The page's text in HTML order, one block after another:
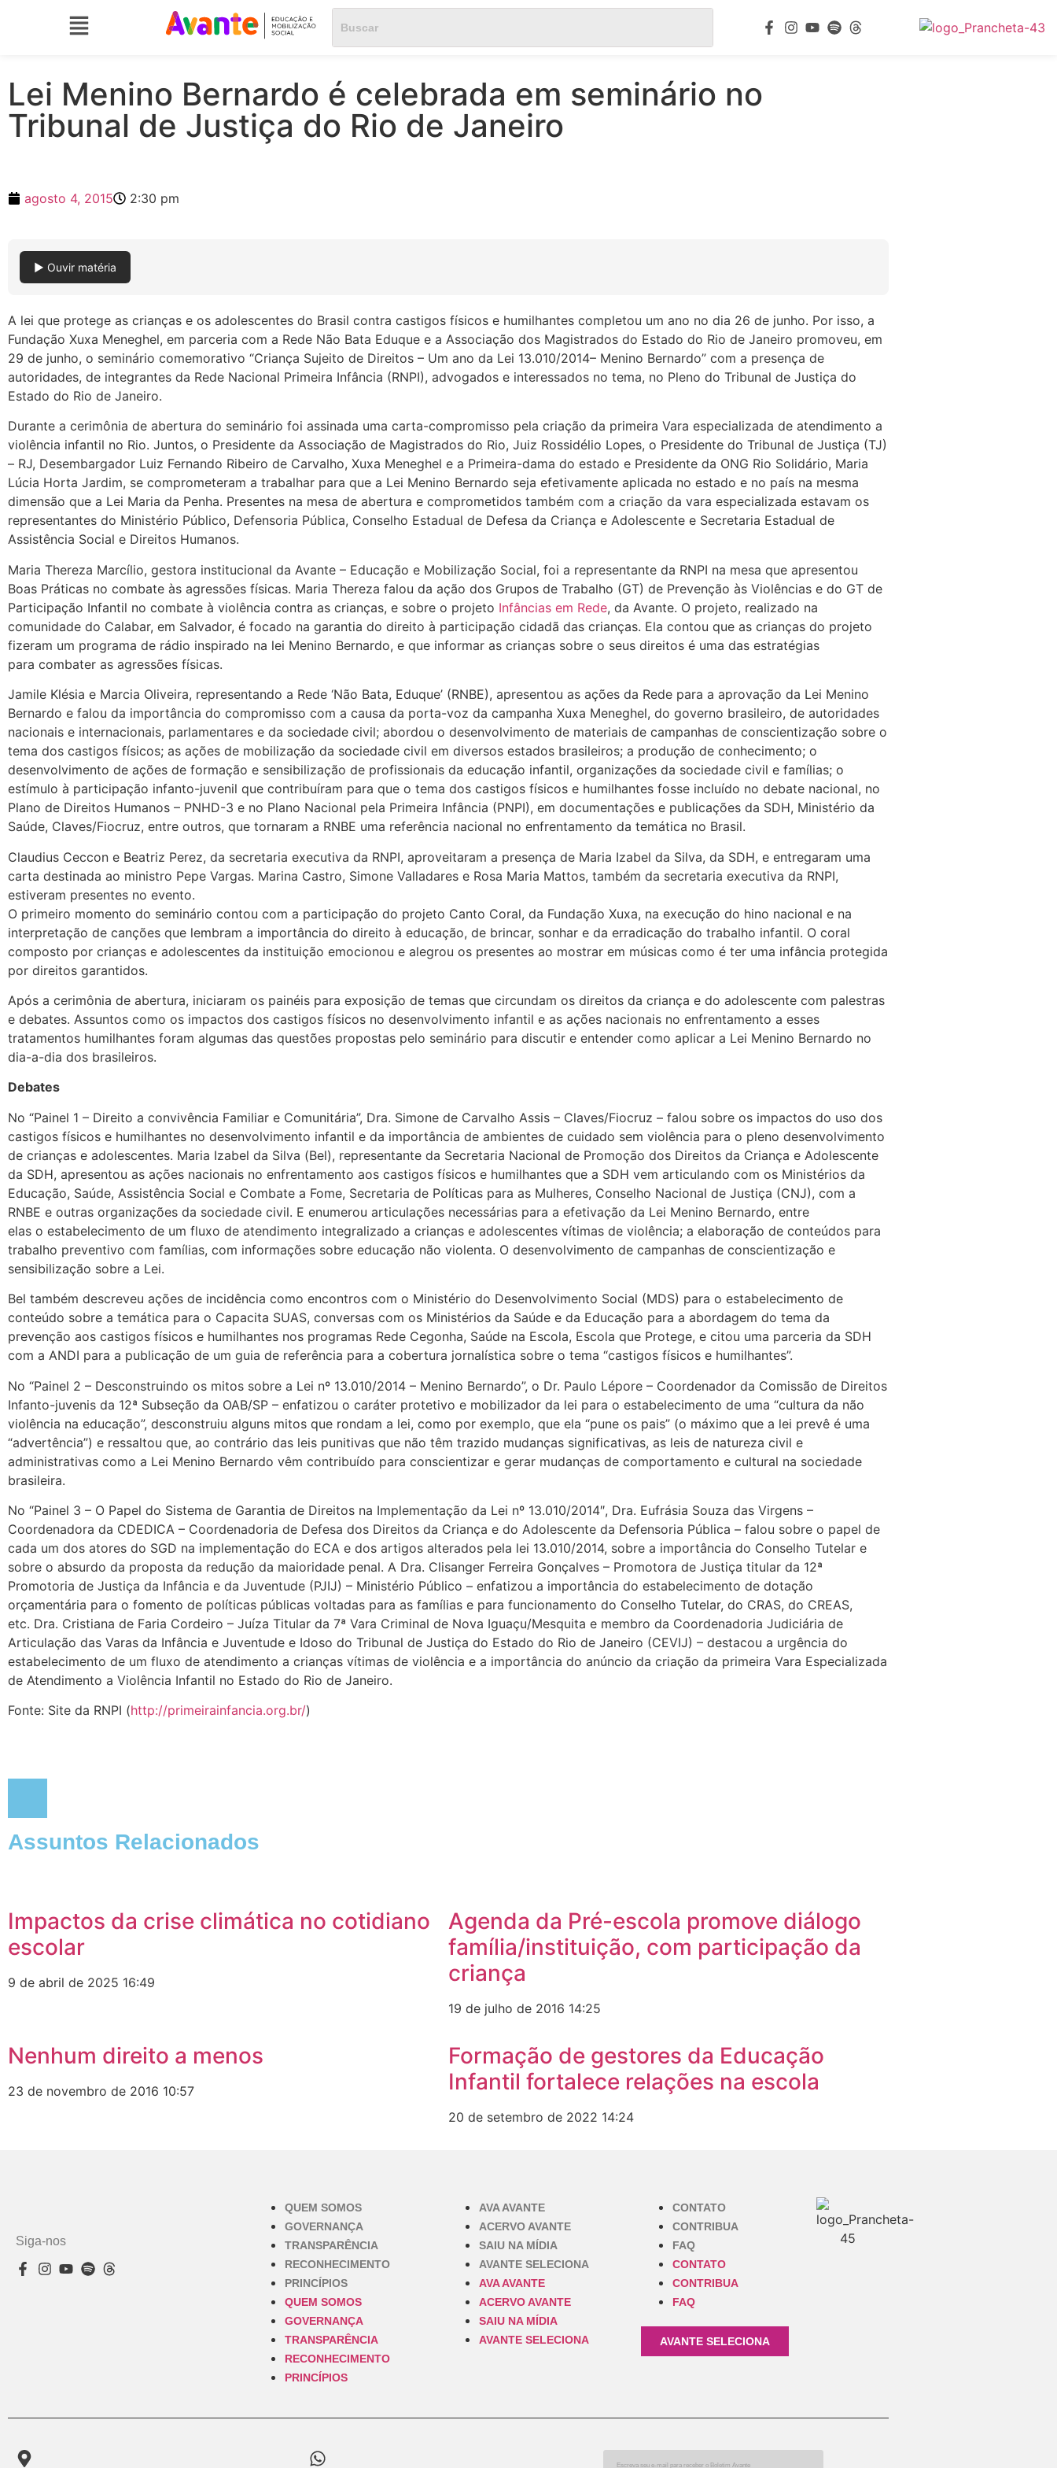
Lei Menino Bernardo é celebrada em seminário no
Tribunal de Justiça do Rio de Janeiro
agosto 4, 2015 2:30 pm
▶ Ouvir matéria
A lei que protege as crianças e os adolescentes do Brasil contra castigos físicos e humilhantes completou um ano no dia 26 de junho. Por isso, a
Fundação Xuxa Meneghel, em parceria com a Rede Não Bata Eduque e a Associação dos Magistrados do Estado do Rio de Janeiro promoveu, em
29 de junho, o seminário comemorativo “Criança Sujeito de Direitos – Um ano da Lei 13.010/2014– Menino Bernardo” com a presença de
autoridades, de integrantes da Rede Nacional Primeira Infância (RNPI), advogados e interessados no tema, no Pleno do Tribunal de Justiça do
Estado do Rio de Janeiro.
Durante a cerimônia de abertura do seminário foi assinada uma carta-compromisso pela criação da primeira Vara especializada de atendimento a
violência infantil no Rio. Juntos, o Presidente da Associação de Magistrados do Rio, Juiz Rossidélio Lopes, o Presidente do Tribunal de Justiça (TJ)
– RJ, Desembargador Luiz Fernando Ribeiro de Carvalho, Xuxa Meneghel e a Primeira-dama do estado e Presidente da ONG Rio Solidário, Maria
Lúcia Horta Jardim, se comprometeram a trabalhar para que a Lei Menino Bernardo seja efetivamente aplicada no estado e no país na mesma
dimensão que a Lei Maria da Penha. Presentes na mesa de abertura e comprometidos também com a criação da vara especializada estavam os
representantes do Ministério Público, Defensoria Pública, Conselho Estadual de Defesa da Criança e Adolescente e Secretaria Estadual de
Assistência Social e Direitos Humanos.
Maria Thereza Marcílio, gestora institucional da Avante – Educação e Mobilização Social, foi a representante da RNPI na mesa que apresentou
Boas Práticas no combate às agressões físicas. Maria Thereza falou da ação dos Grupos de Trabalho (GT) de Prevenção às Violências e do GT de
Participação Infantil no combate à violência contra as crianças, e sobre o projeto Infâncias em Rede, da Avante. O projeto, realizado na
comunidade do Calabar, em Salvador, é focado na garantia do direito à participação cidadã das crianças. Ela contou que as crianças do projeto
fizeram um programa de rádio inspirado na lei Menino Bernardo, e que informar as crianças sobre o seus direitos é uma das estratégias
para combater as agressões físicas.
Jamile Klésia e Marcia Oliveira, representando a Rede ‘Não Bata, Eduque’ (RNBE), apresentou as ações da Rede para a aprovação da Lei Menino
Bernardo e falou da importância do compromisso com a causa da porta-voz da campanha Xuxa Meneghel, do governo brasileiro, de autoridades
nacionais e internacionais, parlamentares e da sociedade civil; abordou o desenvolvimento de materiais de campanhas de conscientização sobre o
tema dos castigos físicos; as ações de mobilização da sociedade civil em diversos estados brasileiros; a produção de conhecimento; o
desenvolvimento de ações de formação e sensibilização de profissionais da educação infantil, organizações da sociedade civil e famílias; o
estímulo à participação infanto-juvenil que contribuíram para que o tema dos castigos físicos e humilhantes fosse incluído no debate nacional, no
Plano de Direitos Humanos – PNHD-3 e no Plano Nacional pela Primeira Infância (PNPI), em documentações e publicações da SDH, Ministério da
Saúde, Claves/Fiocruz, entre outros, que tornaram a RNBE uma referência nacional no enfrentamento da temática no Brasil.
Claudius Ceccon e Beatriz Perez, da secretaria executiva da RNPI, aproveitaram a presença de Maria Izabel da Silva, da SDH, e entregaram uma
carta destinada ao ministro Pepe Vargas. Marina Castro, Simone Valladares e Rosa Maria Mattos, também da secretaria executiva da RNPI,
estiveram presentes no evento.
O primeiro momento do seminário contou com a participação do projeto Canto Coral, da Fundação Xuxa, na execução do hino nacional e na
interpretação de canções que lembram a importância do direito à educação, de brincar, sonhar e da erradicação do trabalho infantil. O coral
composto por crianças e adolescentes da instituição emocionou e alegrou os presentes ao mostrar em músicas como é ter uma infância protegida
por direitos garantidos.
Após a cerimônia de abertura, iniciaram os painéis para exposição de temas que circundam os direitos da criança e do adolescente com palestras
e debates. Assuntos como os impactos dos castigos físicos no desenvolvimento infantil e as ações nacionais no enfrentamento a esses
tratamentos humilhantes foram algumas das questões propostas pelo seminário para discutir e entender como aplicar a Lei Menino Bernardo no
dia-a-dia dos brasileiros.
Debates
No “Painel 1 – Direito a convivência Familiar e Comunitária”, Dra. Simone de Carvalho Assis – Claves/Fiocruz – falou sobre os impactos do uso dos
castigos físicos e humilhantes no desenvolvimento infantil e da importância de ambientes de cuidado sem violência para o pleno desenvolvimento
de crianças e adolescentes. Maria Izabel da Silva (Bel), representante da Secretaria Nacional de Promoção dos Direitos da Criança e Adolescente
da SDH, apresentou as ações nacionais no enfrentamento aos castigos físicos e humilhantes que a SDH vem articulando com os Ministérios da
Educação, Saúde, Assistência Social e Combate a Fome, Secretaria de Políticas para as Mulheres, Conselho Nacional de Justiça (CNJ), com a
RNBE e outras organizações da sociedade civil. E enumerou articulações necessárias para a efetivação da Lei Menino Bernardo, entre
elas o estabelecimento de um fluxo de atendimento integralizado a crianças e adolescentes vítimas de violência; a elaboração de conteúdos para
trabalho preventivo com famílias, com informações sobre educação não violenta. O desenvolvimento de campanhas de conscientização e
sensibilização sobre a Lei.
Bel também descreveu ações de incidência como encontros com o Ministério do Desenvolvimento Social (MDS) para o estabelecimento de
conteúdo sobre a temática para o Capacita SUAS, conversas com os Ministérios da Saúde e da Educação para a abordagem do tema da
prevenção aos castigos físicos e humilhantes nos programas Rede Cegonha, Saúde na Escola, Escola que Protege, e citou uma parceria da SDH
com a ANDI para a publicação de um guia de referência para a cobertura jornalística sobre o tema “castigos físicos e humilhantes”.
No “Painel 2 – Desconstruindo os mitos sobre a Lei nº 13.010/2014 – Menino Bernardo”, o Dr. Paulo Lépore – Coordenador da Comissão de Direitos
Infanto-juvenis da 12ª Subseção da OAB/SP – enfatizou o caráter protetivo e mobilizador da lei para o estabelecimento de uma “cultura da não
violência na educação”, desconstruiu alguns mitos que rondam a lei, como por exemplo, que ela “pune os pais” (o máximo que a lei prevê é uma
“advertência”) e ressaltou que, ao contrário das leis punitivas que não têm trazido mudanças significativas, as leis de natureza civil e
administrativas como a Lei Menino Bernardo vêm contribuído para conscientizar e gerar mudanças de comportamento e cultural na sociedade
brasileira.
No “Painel 3 – O Papel do Sistema de Garantia de Direitos na Implementação da Lei nº 13.010/2014″, Dra. Eufrásia Souza das Virgens –
Coordenadora da CDEDICA – Coordenadoria de Defesa dos Direitos da Criança e do Adolescente da Defensoria Pública – falou sobre o papel de
cada um dos atores do SGD na implementação do ECA e dos artigos alterados pela lei 13.010/2014, sobre a importância do Conselho Tutelar e
sobre o absurdo da proposta da redução da maioridade penal. A Dra. Clisanger Ferreira Gonçalves – Promotora de Justiça titular da 12ª
Promotoria de Justiça da Infância e da Juventude (PJIJ) – Ministério Público – enfatizou a importância do estabelecimento de dotação
orçamentária para o fomento de políticas públicas voltadas para as famílias e para funcionamento do Conselho Tutelar, do CRAS, do CREAS,
etc. Dra. Cristiana de Faria Cordeiro – Juíza Titular da 7ª Vara Criminal de Nova Iguaçu/Mesquita e membro da Coordenadoria Judiciária de
Articulação das Varas da Infância e Juventude e Idoso do Tribunal de Justiça do Estado do Rio de Janeiro (CEVIJ) – destacou a urgência do
estabelecimento de um fluxo de atendimento a crianças vítimas de violência e a importância do anúncio da criação da primeira Vara Especializada
de Atendimento a Violência Infantil no Estado do Rio de Janeiro.
Fonte: Site da RNPI (http://primeirainfancia.org.br/)
Assuntos Relacionados
Impactos da crise climática no cotidiano
escolar
9 de abril de 2025 16:49
Agenda da Pré-escola promove diálogo
família/instituição, com participação da
criança
19 de julho de 2016 14:25
Nenhum direito a menos
23 de novembro de 2016 10:57
Formação de gestores da Educação
Infantil fortalece relações na escola
20 de setembro de 2022 14:24
Siga-nos
QUEM SOMOS
GOVERNANÇA
TRANSPARÊNCIA
RECONHECIMENTO
PRINCÍPIOS
QUEM SOMOS
GOVERNANÇA
TRANSPARÊNCIA
RECONHECIMENTO
PRINCÍPIOS
AVA AVANTE
ACERVO AVANTE
SAIU NA MÍDIA
AVANTE SELECIONA
AVA AVANTE
ACERVO AVANTE
SAIU NA MÍDIA
AVANTE SELECIONA
CONTATO
CONTRIBUA
FAQ
CONTATO
CONTRIBUA
FAQ
AVANTE SELECIONA